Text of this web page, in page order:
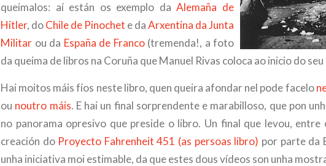
queimalos: aí están os exemplo daAlemaña de
Hitler, doChile de Pinochet e daArxentina da Junta
Militar ou da España de Franco(tremenda!, a foto
da queima de libros na Coruña que Manuel Rivas coloca ao inicio do seu
Hai moitos máis fíos neste libro, quen queira afondar nel pode facelo
ou noutro máis. E hai un final sorprendente e marabilloso, que pon
no panorama opresivo que preside o libro. Un final que levou, entre
creación do Proyecto Fahrenheit 451 (as persoas libro) por parte da
unha iniciativa moi estimable, da que estes dous vídeos son unha